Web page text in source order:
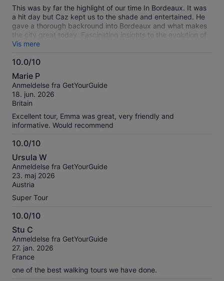
This was by far the highlight of our time In Bordeaux. It was
a hit day but Caz kept us to the shade and entertained. He
gave a thorough backround into Bordeaux and what makes
the city great today. Fascinating insights to the evolution of
the wine trade and linked with it's past. If you are in
Bordeaux, do this tour. It is Excellent and you wont regret it.
Vis mere
10.0/10
10.0
ud
af
10
Marie P
Anmeldelse fra GetYourGuide
18. jun. 2026
Britain
Excellent tour, Emma was great, very friendly and
informative. Would recommend
10.0/10
10.0
ud
af
10
Ursula W
Anmeldelse fra GetYourGuide
23. maj 2026
Austria
Super Tour
10.0/10
10.0
ud
af
10
Stu C
Anmeldelse fra GetYourGuide
27. jan. 2026
France
one of the best walking tours we have done.